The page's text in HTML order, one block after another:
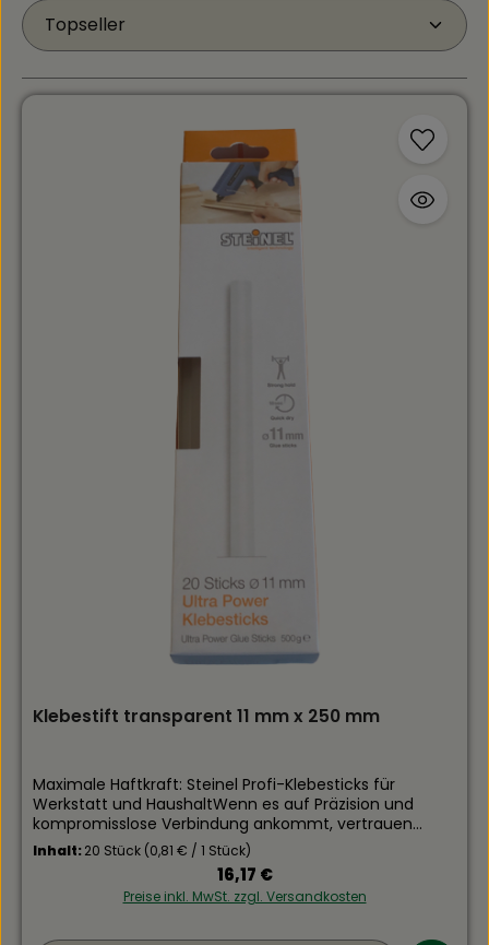
Klebestift transparent 11 mm x 250 mm
Maximale Haftkraft: Steinel Profi-Klebesticks für
Werkstatt und HaushaltWenn es auf Präzision und
kompromisslose Verbindung ankommt, vertrauen
Profis auf Gartenbautechnik Geereking. Der Steinel
Klebestift in der 250 mm Langversion ist kein
gewöhnliches Verbrauchsmaterial, sondern eine
technische Komponente für dauerhafte
Inhalt:20 Stück (0,81 € / 1 Stück)
Regulärer Preis:
16,17 €
Preise inkl. MwSt. zzgl. Versandkosten